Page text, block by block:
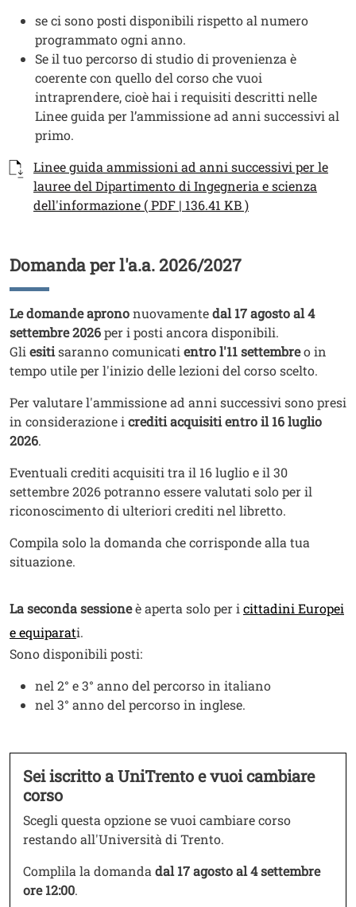
se ci sono posti disponibili rispetto al numero
programmato ogni anno.
Se il tuo percorso di studio di provenienza è
coerente con quello del corso che vuoi
intraprendere, cioè hai i requisiti descritti nelle
Linee guida per l’ammissione ad anni successivi al
primo.
Documenti
Documento
Linee guida ammissioni ad anni successivi per le
lauree del Dipartimento di Ingegneria e scienza
dell'informazione ( PDF | 136.41 KB )
Titolo
Domanda per l'a.a. 2026/2027
Testo
Le domande aprononuovamentedal 17 agosto al 4
settembre 2026per i posti ancora disponibili.
Gliesitisaranno comunicatientro l'11 settembreo in
tempo utile per l'inizio delle lezioni del corso scelto.
Per valutare l'ammissione ad anni successivi sono presi
in considerazione icrediti acquisiti entro il 16 luglio
2026.
Eventuali crediti acquisiti tra il 16 luglio e il 30
settembre 2026 potranno essere valutati solo per il
riconoscimento di ulteriori crediti nel libretto.
Compila solo la domanda che corrisponde alla tua
situazione.
Testo
La seconda sessioneè aperta solo per icittadini Europei
e equiparati.
Sono disponibili posti:
nel 2° e 3° anno del percorso in italiano
nel 3° anno del percorso in inglese.
Testo
Sei iscritto a UniTrento e vuoi cambiare
corso
Scegli questa opzione se vuoi cambiare corso
restando all'Università di Trento.
Complila la domandadal 17 agosto al 4 settembre
ore 12:00.